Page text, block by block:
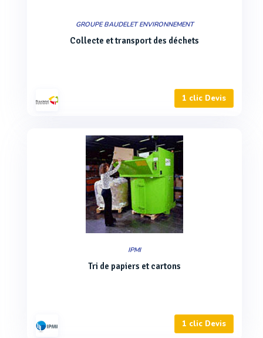
GROUPE BAUDELET ENVIRONNEMENT
Collecte et transport des déchets
1 clic Devis
IPMI
Tri de papiers et cartons
1 clic Devis